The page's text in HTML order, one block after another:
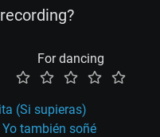
For dancing
(Si supieras)
Yo también soñé